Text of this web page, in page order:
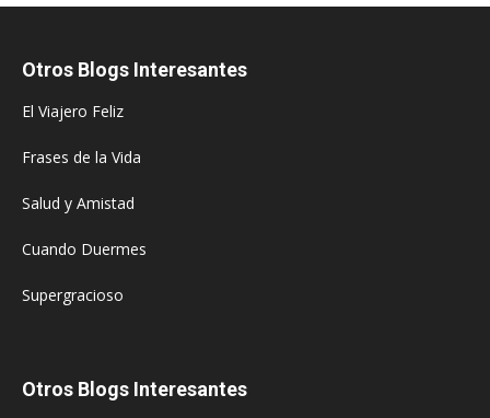
Otros Blogs Interesantes
El Viajero Feliz
Frases de la Vida
Salud y Amistad
Cuando Duermes
Supergracioso
Otros Blogs Interesantes